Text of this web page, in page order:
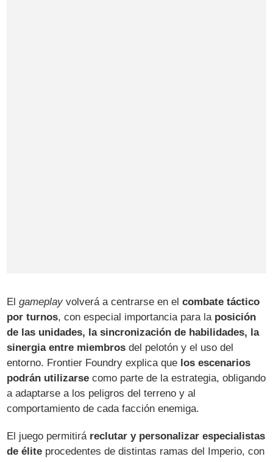
Elgameplay volverá a centrarse en elcombate táctico
por turnos, con especial importancia para la posición
de las unidades, la sincronización de habilidades, la
sinergia entre miembros del pelotón y el uso del
entorno. Frontier Foundry explica que los escenarios
podrán utilizarse como parte de la estrategia, obligando
a adaptarse a los peligros del terreno y al
comportamiento de cada facción enemiga.
El juego permitirá reclutar y personalizar especialistas
de élite procedentes de distintas ramas del Imperio, con